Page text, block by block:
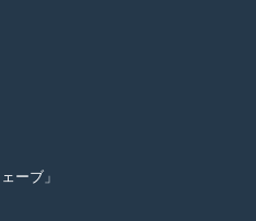
ーブ」